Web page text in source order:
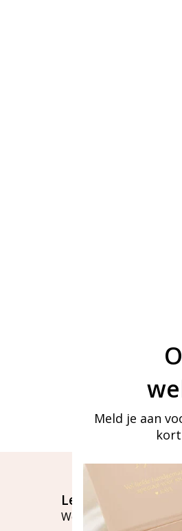
Let's stay in touch
Word lid van onze
Meld je aan